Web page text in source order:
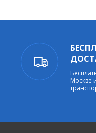
Москве